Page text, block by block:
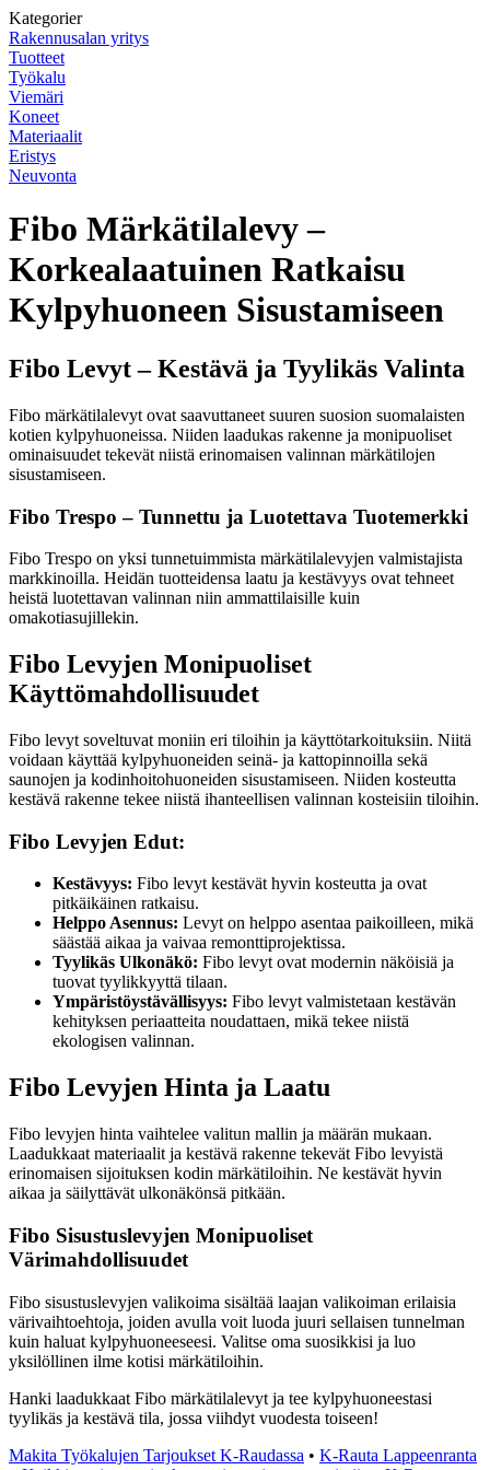
Kategorier
Rakennusalan yritys
Tuotteet
Työkalu
Viemäri
Koneet
Materiaalit
Eristys
Neuvonta
Fibo Märkätilalevy –
Korkealaatuinen Ratkaisu
Kylpyhuoneen Sisustamiseen
Fibo Levyt – Kestävä ja Tyylikäs Valinta
Fibo märkätilalevyt ovat saavuttaneet suuren suosion suomalaisten
kotien kylpyhuoneissa. Niiden laadukas rakenne ja monipuoliset
ominaisuudet tekevät niistä erinomaisen valinnan märkätilojen
sisustamiseen.
Fibo Trespo – Tunnettu ja Luotettava Tuotemerkki
Fibo Trespo on yksi tunnetuimmista märkätilalevyjen valmistajista
markkinoilla. Heidän tuotteidensa laatu ja kestävyys ovat tehneet
heistä luotettavan valinnan niin ammattilaisille kuin
omakotiasujillekin.
Fibo Levyjen Monipuoliset
Käyttömahdollisuudet
Fibo levyt soveltuvat moniin eri tiloihin ja käyttötarkoituksiin. Niitä
voidaan käyttää kylpyhuoneiden seinä- ja kattopinnoilla sekä
saunojen ja kodinhoitohuoneiden sisustamiseen. Niiden kosteutta
kestävä rakenne tekee niistä ihanteellisen valinnan kosteisiin tiloihin.
Fibo Levyjen Edut:
Kestävyys: Fibo levyt kestävät hyvin kosteutta ja ovat
pitkäikäinen ratkaisu.
Helppo Asennus: Levyt on helppo asentaa paikoilleen, mikä
säästää aikaa ja vaivaa remonttiprojektissa.
Tyylikäs Ulkonäkö: Fibo levyt ovat modernin näköisiä ja
tuovat tyylikkyyttä tilaan.
Ympäristöystävällisyys: Fibo levyt valmistetaan kestävän
kehityksen periaatteita noudattaen, mikä tekee niistä
ekologisen valinnan.
Fibo Levyjen Hinta ja Laatu
Fibo levyjen hinta vaihtelee valitun mallin ja määrän mukaan.
Laadukkaat materiaalit ja kestävä rakenne tekevät Fibo levyistä
erinomaisen sijoituksen kodin märkätiloihin. Ne kestävät hyvin
aikaa ja säilyttävät ulkonäkönsä pitkään.
Fibo Sisustuslevyjen Monipuoliset
Värimahdollisuudet
Fibo sisustuslevyjen valikoima sisältää laajan valikoiman erilaisia
värivaihtoehtoja, joiden avulla voit luoda juuri sellaisen tunnelman
kuin haluat kylpyhuoneeseesi. Valitse oma suosikkisi ja luo
yksilöllinen ilme kotisi märkätiloihin.
Hanki laadukkaat Fibo märkätilalevyt ja tee kylpyhuoneestasi
tyylikäs ja kestävä tila, jossa viihdyt vuodesta toiseen!
Makita Työkalujen Tarjoukset K-Raudassa • K-Rauta Lappeenranta